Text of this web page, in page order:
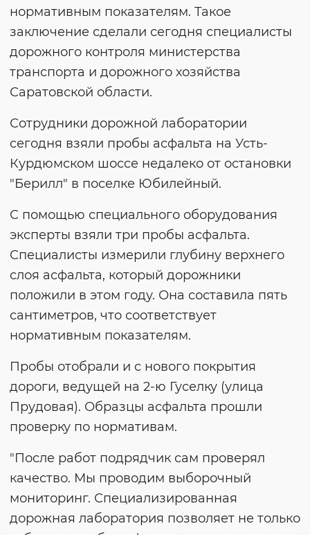
нормативным показателям. Такое
заключение сделали сегодня специалисты
дорожного контроля министерства
транспорта и дорожного хозяйства
Саратовской области.
Сотрудники дорожной лаборатории
сегодня взяли пробы асфальта на Усть-
Курдюмском шоссе недалеко от остановки
"Берилл" в поселке Юбилейный.
С помощью специального оборудования
эксперты взяли три пробы асфальта.
Специалисты измерили глубину верхнего
слоя асфальта, который дорожники
положили в этом году. Она составила пять
сантиметров, что соответствует
нормативным показателям.
Пробы отобрали и с нового покрытия
дороги, ведущей на 2-ю Гуселку (улица
Прудовая). Образцы асфальта прошли
проверку по нормативам.
"После работ подрядчик сам проверял
качество. Мы проводим выборочный
мониторинг. Специализированная
дорожная лаборатория позволяет не только